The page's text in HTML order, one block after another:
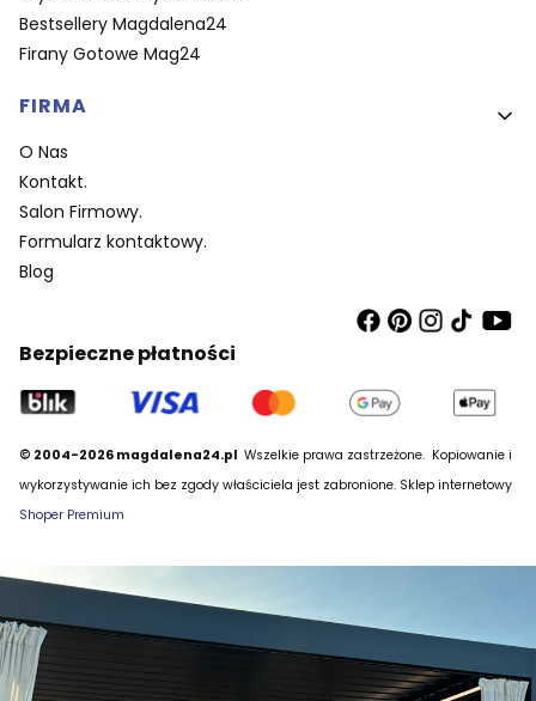
Bestsellery Magdalena24
Firany Gotowe Mag24
FIRMA
O Nas
Kontakt.
Salon Firmowy.
Formularz kontaktowy.
Blog
Bezpieczne płatności
© 2004-2026 magdalena24.pl Wszelkie prawa zastrzeżone. Kopiowanie i
wykorzystywanie ich bez zgody właściciela jest zabronione. Sklep internetowy
Shoper Premium